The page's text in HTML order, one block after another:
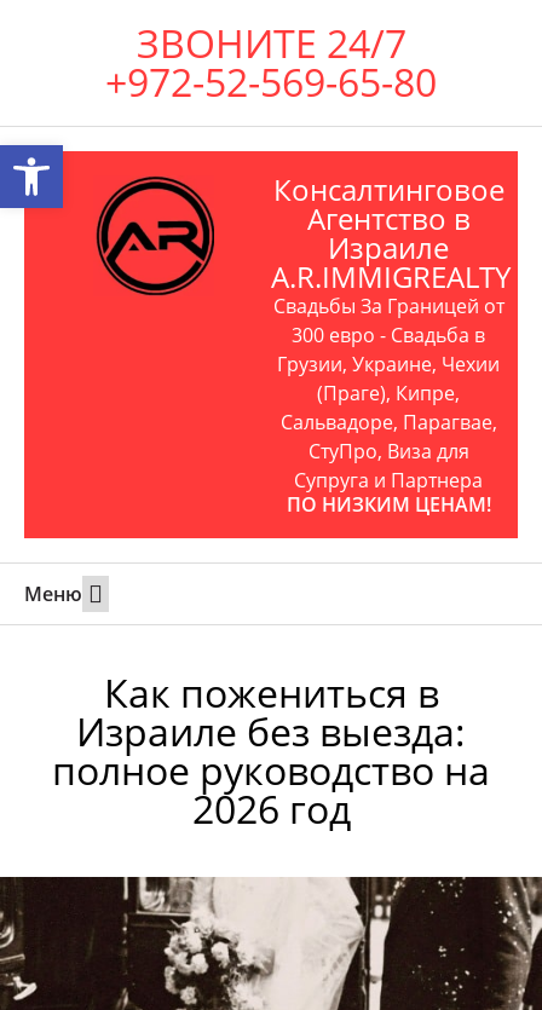
ЗВОНИТЕ 24/7
+972-52-569-65-80
Консалтинговое
Агентство в
Израиле
A.R.IMMIGREALTY
Свадьбы За Границей от
300 евро - Свадьба в
Грузии, Украине, Чехии
(Праге), Кипре,
Сальвадоре, Парагвае,
СтуПро, Виза для
Супруга и Партнера
ПО НИЗКИМ ЦЕНАМ!
Меню
Как пожениться в
Израиле без выезда:
полное руководство на
2026 год
Открыть панель инструментов